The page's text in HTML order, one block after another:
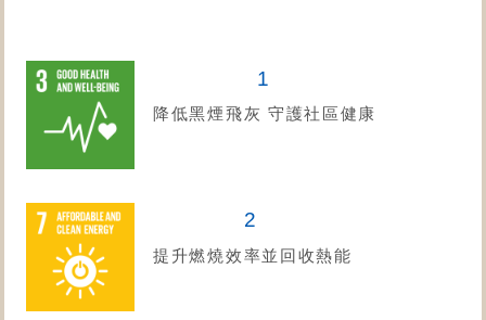
1
降低黑煙飛灰 守護社區健康
2
提升燃燒效率並回收熱能